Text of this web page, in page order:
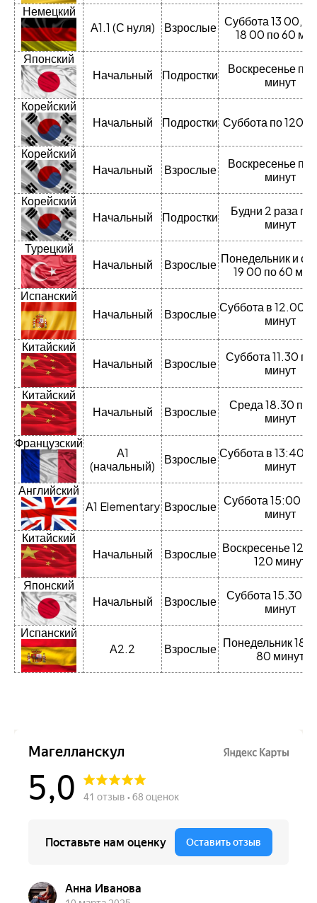
Немецкий
А1.1 (С нуля)
Взрослые Суббота 13 00,
18 00 по 60
Японский
Начальный
Подростки
Воскресенье по
минут
Корейский
Начальный
Подростки Суббота по 120
Корейский
Начальный
Взрослые
Воскресенье по
минут
Корейский
Начальный
Подростки
Будни 2 раза по
минут
Турецкий
Начальный
Взрослые Понедельник и
19 00 по 60
Испанский
Начальный
Взрослые Суббота в 12.00
минут
Китайский
Начальный
Взрослые
Суббота 11.30 по
минут
Китайский
Начальный
Взрослые
Среда 18.30 по
минут
Французский
А1
(начальный)
Взрослые Суббота в 13:40
минут
Английский
А1 Elementary Взрослые Суббота 15:00
минут
Китайский
Начальный
Взрослые Воскресенье
120 минут
Японский
Начальный
Взрослые
Суббота 15.30
минут
Испанский
А2.2
Взрослые Понедельник 18
80 минут